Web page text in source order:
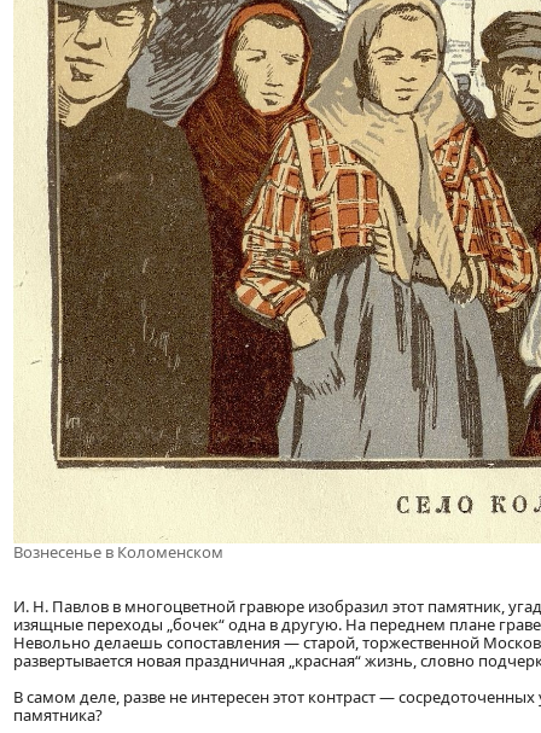
Вознесенье в Коломенском
И. Н. Павлов в многоцветной гравюре изобразил этот памятник,
изящные переходы „бочек“ одна в другую. На переднем плане
Невольно делаешь сопоставления — старой, торжественной
развертывается новая праздничная „красная“ жизнь, словно
В самом деле, разве не интересен этот контраст —
памятника?